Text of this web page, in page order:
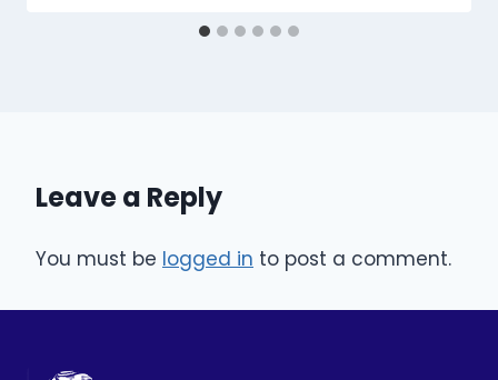
Leave a Reply
You must be logged in to post a comment.